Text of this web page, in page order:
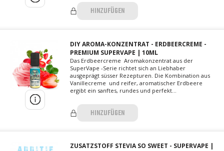
HINZUFÜGEN
DIY AROMA-KONZENTRAT - ERDBEERCREME -
PREMIUM SUPERVAPE | 10ML
Das Erdbeercreme Aromakonzentrat aus der
SuperVape -Serie richtet sich an Liebhaber
ausgeprägt süsser Rezepturen. Die Kombination aus
Vanillecreme und reifer, aromatischer Erdbeere
ergibt ein sanftes, rundes und perfekt...
HINZUFÜGEN
ZUSATZSTOFF STEVIA SO SWEET - SUPERVAPE |